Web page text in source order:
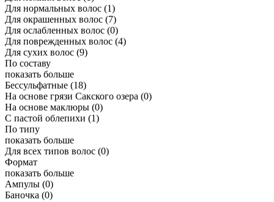
Для нормальных волос (1)
Для окрашенных волос (7)
Для ослабленных волос (0)
Для поврежденных волос (4)
Для сухих волос (9)
По составу
показать больше
Бессульфатные (18)
На основе грязи Сакского озера (0)
На основе маклюры (0)
С пастой облепихи (1)
По типу
показать больше
Для всех типов волос (0)
Формат
показать больше
Ампулы (0)
Баночка (0)